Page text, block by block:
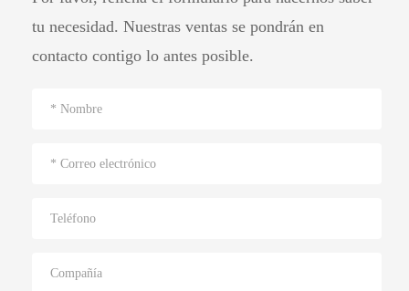
tu necesidad. Nuestras ventas se pondrán en
contacto contigo lo antes posible.